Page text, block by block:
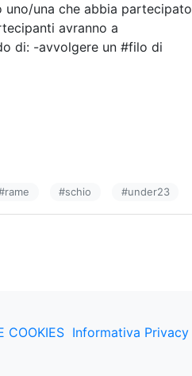
una che abbia partecipato
avranno a
di: -avvolgere un #filo di
rame #schio #under23
COOKIES Informativa Privacy